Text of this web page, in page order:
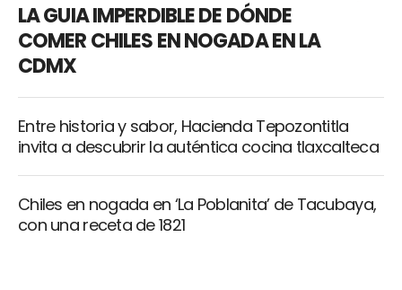
LA GUIA IMPERDIBLE DE DÓNDE
COMER CHILES EN NOGADA EN LA
CDMX
Entre historia y sabor, Hacienda Tepozontitla
invita a descubrir la auténtica cocina tlaxcalteca
Chiles en nogada en ‘La Poblanita’ de Tacubaya,
con una receta de 1821